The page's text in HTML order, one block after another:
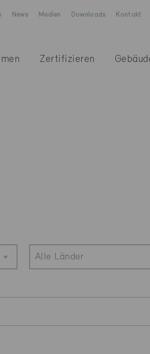
News Medien Downloads Kontakt
Zertifizieren
Alle Länder